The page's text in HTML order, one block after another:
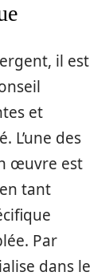
il est
et
L’une des
œuvre est
tant
Par
dans le